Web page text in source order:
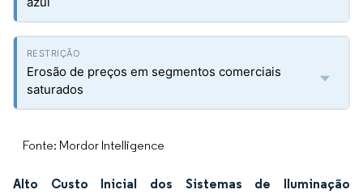
Erosão de preços em segmentos comerciais
saturados
Fonte: Mordor Intelligence
Alto Custo Inicial dos Sistemas de Iluminação